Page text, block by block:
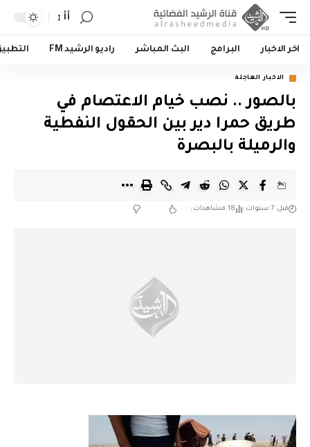
أأ
اخر الاخبار البرامج البث المباشر راديو الرشيد FM
الاخبار العاجلة
بالصور .. نصب خيام الاعتصام في
طريق حمرا دير بين الحقول النفطية
والرميلة بالبصرة
قبل 7 سنوات 18 مشاهدات